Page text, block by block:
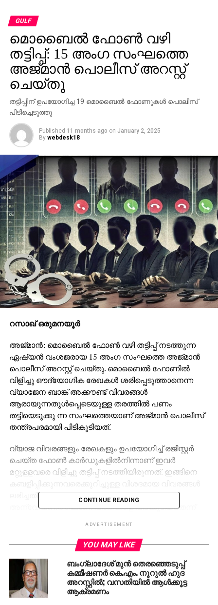
GULF
മൊബൈല്‍ ഫോണ്‍ വഴി
തട്ടിപ്പ്: 15 അംഗ സംഘത്തെ
അജ്മാന്‍ പൊലീസ് അറസ്റ്റ്
ചെയ്തു
തട്ടിപ്പിന് ഉപയോഗിച്ച 19 മൊബൈല്‍ ഫോണുകള്‍ പൊലീസ്
പിടിച്ചെടുത്തു
Published 11 months ago on January 2, 2025
By webdesk18
റസാഖ് ഒരുമനയൂര്‍
അജ്മാന്‍: മൊബൈല്‍ ഫോണ്‍ വഴി തട്ടിപ്പ് നടത്തുന്ന
ഏഷ്യന്‍ വംശജരായ 15 അംഗ സംഘത്തെ അജ്മാന്‍
പൊലീസ് അറസ്റ്റ് ചെയ്തു. മൊബൈല്‍ ഫോണില്‍
വിളിച്ചു ഔദ്യോഗിക രേഖകള്‍ ശരിപ്പെടുത്താനെന്ന
വ്യാജേന ബാങ്ക് അക്കൗണ്ട് വിവരങ്ങള്‍
ആരായുന്നതുള്‍പ്പെടെയുള്ള തരത്തില്‍ പണം
തട്ടിയെടുക്കു ന്ന സംഘത്തെയാണ് അജ്മാന്‍ പൊലീസ്
തന്ത്രപരമായി പിടികൂടിയത്.
വ്യാജ വിവരങ്ങളും രേഖകളും ഉപയോഗിച്ച് രജിസ്റ്റര്‍
ചെയ്ത ഫോണ്‍ കാര്‍ഡുകളില്‍നിന്നാണ് ഇവര്‍
മറ്റുള്ളവരെ വിളിച്ചു തട്ടിപ്പ് നടത്തിയിരുന്നത്. ഇങ്ങിനെ
ലഭിച്ചതിന്റെ അടിസ്ഥാനത്തി ല്‍ നടത്തിയ
അന്വേഷണത്തിലാണ് പ്രതികളെ പിടികൂടിയതെന്ന്
അല്‍നുഐമി പറഞ്ഞു.
തട്ടിപ്പിന് ഉപയോഗിച്ച 19 മൊബൈല്‍ ഫോണുകള്‍
പൊലീസ് പിടിച്ചെടുത്തു. പ്രതികള്‍ കുറ്റം
സമ്മതിച്ചതായി പൊലീസ് പറഞ്ഞു. പ്രതികളെ
പിടികൂടിയ പൊലീസ് സംഘത്തെ അദ്ദേഹം
CONTINUE READING
ADVERTISEMENT
YOU MAY LIKE
ബംഗ്ലാദേശ് മുന്‍ തെരഞ്ഞെടുപ്പ്
കമ്മീഷണര്‍ കെ.എം. നൂറുല്‍ ഹുദ
അറസ്റ്റില്‍; വസതിയില്‍ ആള്‍ക്കൂട്ട
ആക്രമണം